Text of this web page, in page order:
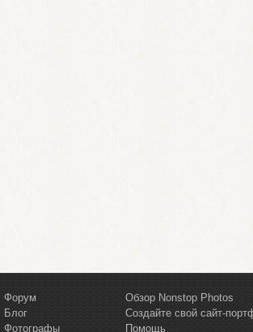
Форум
Блог
Фотографы
Обзор Nonstop Photos
Создайте свой сайт-
Помощь